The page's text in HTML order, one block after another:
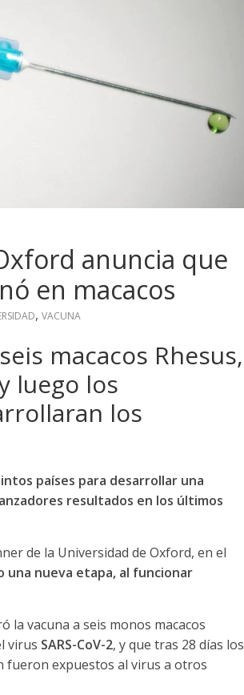
anuncia que
en macacos
, VACUNA
macacos Rhesus,
luego los
los
países para desarrollar una
resultados en los últimos
de la Universidad de Oxford, en el
una nueva etapa, al funcionar
la vacuna a seis monos macacos
virus SARS-CoV-2, y que tras 28 días los
fueron expuestos al virus a otros